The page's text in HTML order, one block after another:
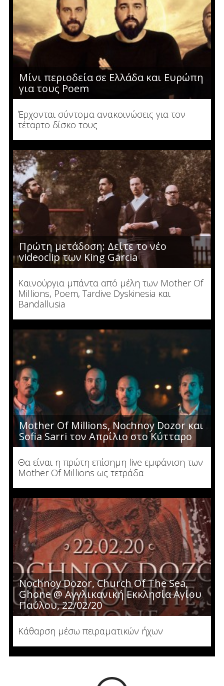
Μίνι περιοδεία σε Ελλάδα και Ευρώπη
για τους Poem
Έρχονται σύντομα ανακοινώσεις για τον
τέταρτο δίσκο τους
Πρώτη μετάδοση: Δείτε το νέο
videoclip των King Garcia
Καινούργια μπάντα από μέλη των Mother Of
Millions, Poem, Tardive Dyskinesia και
Bandallusia
Mother Of Millions, Nochnoy Dozor και
Sofia Sarri τον Απρίλιο στο Κύτταρο
Θα είναι η πρώτη επίσημη live εμφάνιση των
Mother Of Millions ως τετράδα
​Nochnoy Dozor, Church Of The Sea,
Ghone @ Αγγλικανική Εκκλησία Αγίου
Παύλου, 22/02/20
Κάθαρση μέσω πειραματικών ήχων